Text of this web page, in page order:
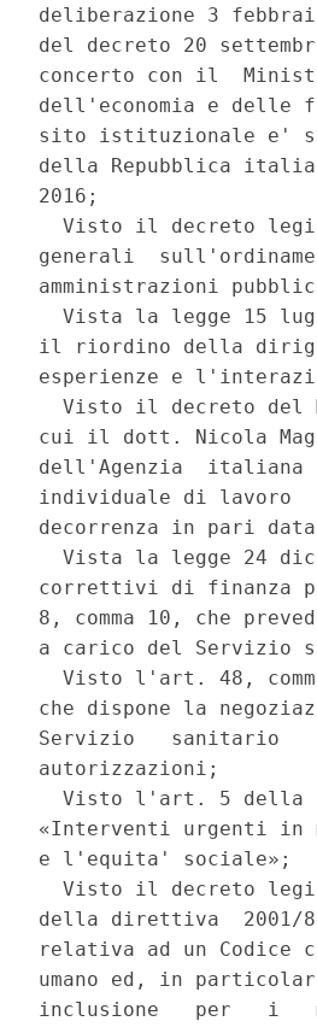
deliberazione 3
del decreto 20
concerto con il
dell'economia e delle
sito istituzionale e'
della Repubblica
2016;
Visto il decreto
generali
amministrazioni
Vista la legge 15
il riordino della
esperienze e
Visto il decreto del
cui il dott. Nicola
dell'Agenzia
individuale di lavoro
decorrenza in pari
Vista la legge 24
correttivi di finanza
8, comma 10, che
a carico del Servizio
Visto l'art. 48,
che dispone la
Servizio   sanitario
autorizzazioni;
Visto l'art. 5 della
«Interventi urgenti in
e l'equita' sociale»;
Visto il decreto
della direttiva  2001/
relativa ad un Codice
umano ed, in
inclusione   per   i